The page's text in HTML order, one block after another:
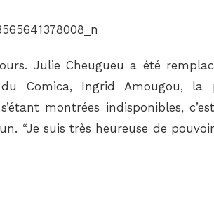
Julie Cheugueu a été
Comica, Ingrid Amougou, la
montrées indisponibles,
“Je suis très heureuse de